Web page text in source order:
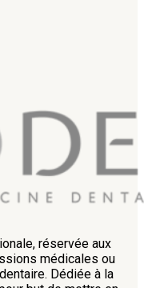
réservée aux
médicales ou
Dédiée à la